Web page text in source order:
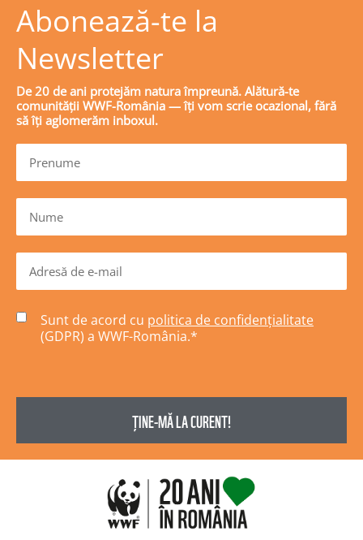
Abonează-te la
Newsletter
De 20 de ani protejăm natura împreună. Alătură-te
comunității WWF-România — îți vom scrie ocazional, fără
să îți aglomerăm inboxul.
Sunt de acord cu politica de confidențialitate
(GDPR) a WWF-România.*